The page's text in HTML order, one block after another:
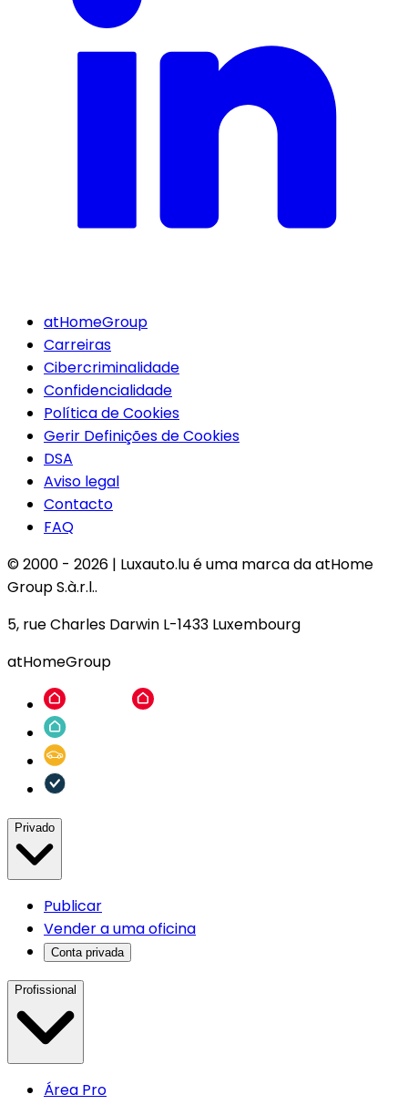
atHomeGroup
Carreiras
Cibercriminalidade
Confidencialidade
Política de Cookies
Gerir Definições de Cookies
DSA
Aviso legal
Contacto
FAQ
© 2000 - 2026 | Luxauto.lu é uma marca da atHome
Group S.à.r.l..
5, rue Charles Darwin L-1433 Luxembourg
atHomeGroup
Privado
Publicar
Vender a uma oficina
Conta privada
Profissional
Área Pro